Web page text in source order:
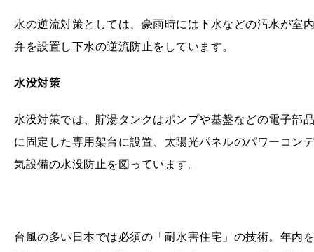
水の逆流対策としては、豪雨時には下水などの汚水が室
弁を設置し下水の逆流防止をしています。
水没対策
水没対策では、貯湯タンクはポンプや基盤などの電子部
に固定した専用架台に設置、太陽光パネルのパワーコン
気設備の水没防止を図っています。
台風の多い日本では必須の「耐水害住宅」の技術。年内